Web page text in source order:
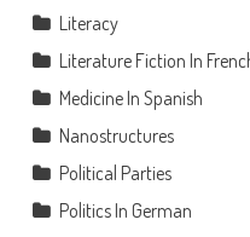
Literacy
Literature Fiction In
Medicine In Spanish
Nanostructures
Political Parties
Politics In German